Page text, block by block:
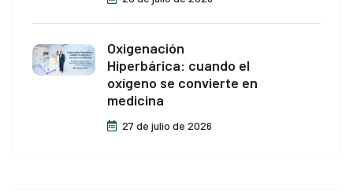
Oxigenación
Hiperbárica: cuando el
oxígeno se convierte en
medicina
27 de julio de 2026